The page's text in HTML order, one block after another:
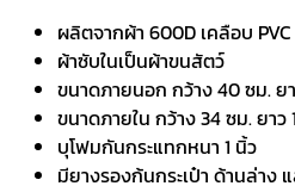
ผลิตจากผ้า 600D เคลือบ
ผ้าซับในเป็นผ้าขนสัตว์
ขนาดภายนอก กว้าง 40 ซม. ยา
ขนาดภายใน กว้าง 34 ซม. ยาว
บุโฟมกันกระแทกหนา 1 นิ้ว
มียางรองก้นกระเป๋า ด้านล่าง